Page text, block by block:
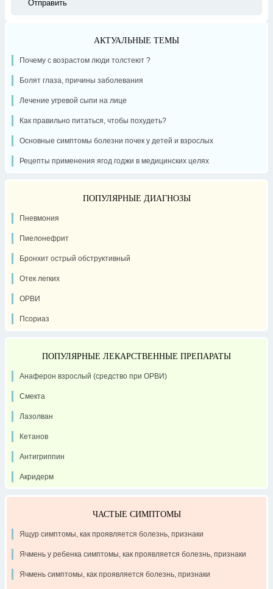
АКТУАЛЬНЫЕ ТЕМЫ
Почему с возрастом люди толстеют ?
Болят глаза, причины заболевания
Лечение угревой сыпи на лице
Как правильно питаться, чтобы похудеть?
Основные симптомы болезни почек у детей и взрослых
Рецепты применения ягод годжи в медицинских целях
ПОПУЛЯРНЫЕ ДИАГНОЗЫ
Пневмония
Пиелонефрит
Бронхит острый обструктивный
Отек легких
ОРВИ
Псориаз
ПОПУЛЯРНЫЕ ЛЕКАРСТВЕННЫЕ ПРЕПАРАТЫ
Анаферон взрослый (средство при ОРВИ)
Смекта
Лазолван
Кетанов
Антигриппин
Акридерм
ЧАСТЫЕ СИМПТОМЫ
Ящур симптомы, как проявляется болезнь, признаки
Ячмень у ребенка симптомы, как проявляется болезнь, признаки
Ячмень симптомы, как проявляется болезнь, признаки